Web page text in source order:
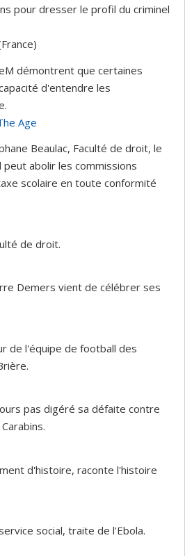
pour dresser le profil du criminel
démontrent que certaines
d'entendre les
Age
Beaulac, Faculté de droit, le
abolir les commissions
scolaire en toute conformité
de droit.
Demers vient de célébrer ses
de l'équipe de football des
pas digéré sa défaite contre
d'histoire, raconte l'histoire
social, traite de l'Ebola.